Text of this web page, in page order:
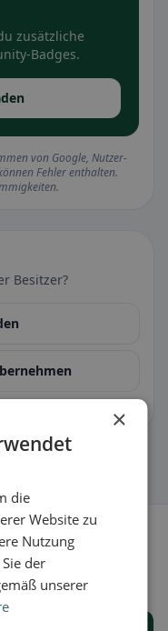
zusätzliche
Badges.
von Google, Nutzer-
Fehler enthalten.
Besitzer?
×
die
Website zu
Nutzung
der
unserer